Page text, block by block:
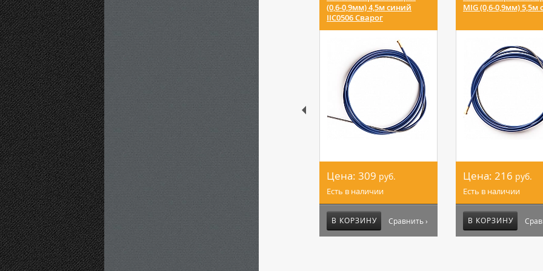
(0,6-0,9мм) 4,5м синий
IIC0506 Сварог
Цена: 309 руб.
Есть в наличии
В КОРЗИНУ Сравнить ›
MIG (0,6-0,9мм) 5,5м
Цена: 216 руб.
Есть в наличии
В КОРЗИНУ